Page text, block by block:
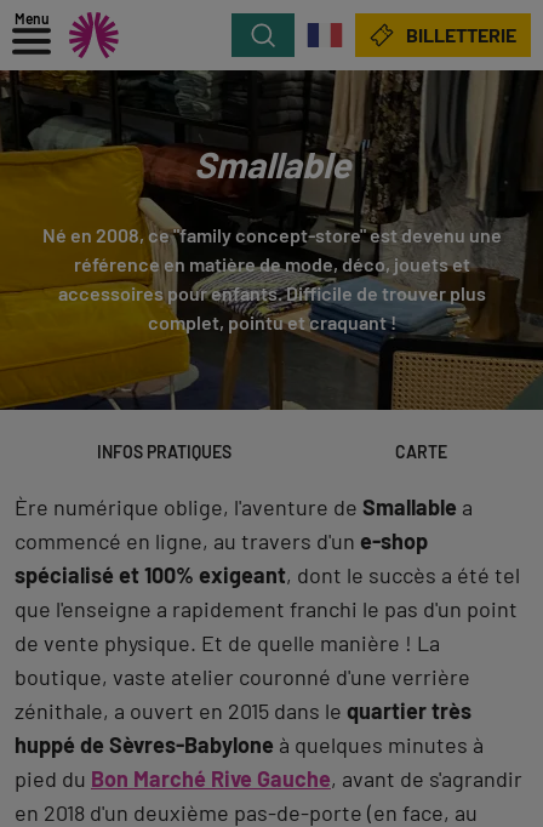
Menu
Rechercher BILLETTERIE
Smallable
Né en 2008, ce "family concept-store" est devenu une
référence en matière de mode, déco, jouets et
accessoires pour enfants. Difficile de trouver plus
complet, pointu et craquant !
INFOS PRATIQUES CARTE
Ère numérique oblige, l'aventure de Smallable a
commencé en ligne, au travers d'un e-shop
spécialisé et 100% exigeant, dont le succès a été tel
que l'enseigne a rapidement franchi le pas d'un point
de vente physique. Et de quelle manière ! La
boutique, vaste atelier couronné d'une verrière
zénithale, a ouvert en 2015 dans le quartier très
huppé de Sèvres-Babylone à quelques minutes à
pied du Bon Marché Rive Gauche, avant de s'agrandir
en 2018 d'un deuxième pas-de-porte (en face, au